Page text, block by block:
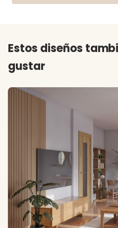
Estos diseños
gustar